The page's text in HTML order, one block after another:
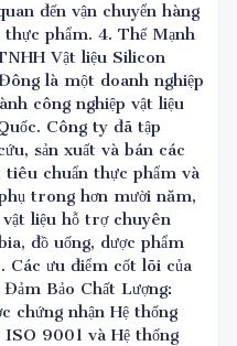
đến vận chuyển hàng
phẩm. 4. Thế Mạnh
Vật liệu Silicon
là một doanh nghiệp
công nghiệp vật liệu
Công ty đã tập
sản xuất và bán các
tiêu chuẩn thực phẩm và
trong hơn mười năm,
liệu hỗ trợ chuyên
đồ uống, dược phẩm
Các ưu điểm cốt lõi của
Bảo Chất Lượng:
chứng nhận Hệ thống
ISO 9001 và Hệ thống